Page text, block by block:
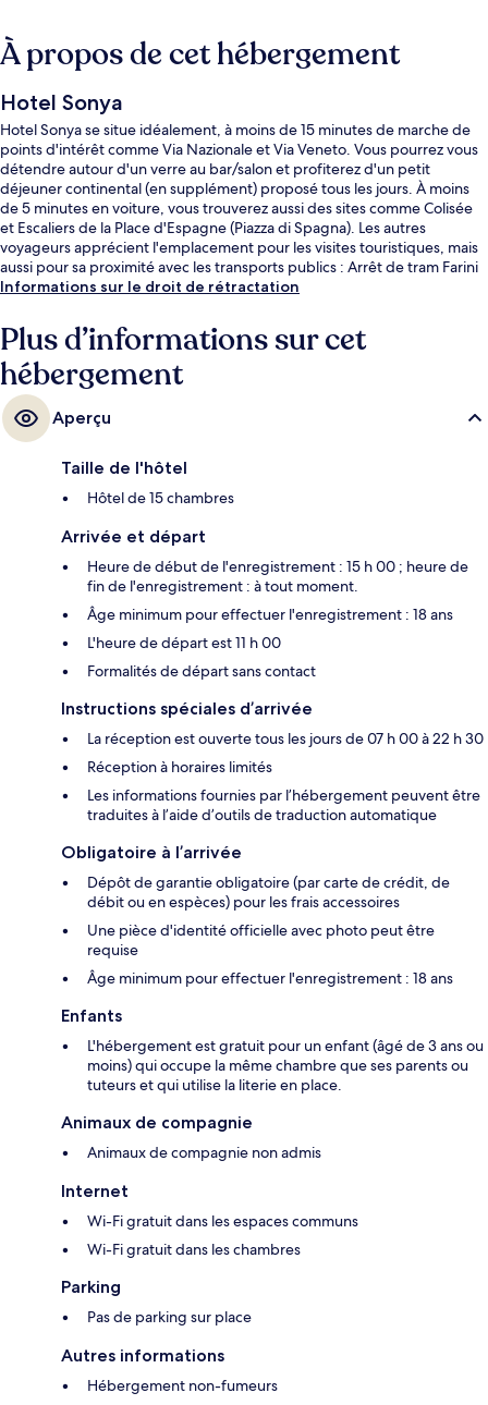
À propos de cet hébergement
Hotel Sonya
Hotel Sonya se situe idéalement, à moins de 15 minutes de marche de
points d'intérêt comme Via Nazionale et Via Veneto. Vous pourrez vous
détendre autour d'un verre au bar/salon et profiterez d'un petit
déjeuner continental (en supplément) proposé tous les jours. À moins
de 5 minutes en voiture, vous trouverez aussi des sites comme Colisée
et Escaliers de la Place d'Espagne (Piazza di Spagna). Les autres
voyageurs apprécient l'emplacement pour les visites touristiques, mais
aussi pour sa proximité avec les transports publics : Arrêt de tram Farini
est à 6 min à pied et Station de tramway Termini, à 6 min de marche.
Informations sur le droit de rétractation
Plus d’informations sur cet
hébergement
Aperçu
Taille de l'hôtel
Hôtel de 15 chambres
Arrivée et départ
Heure de début de l'enregistrement : 15 h 00 ; heure de
fin de l'enregistrement : à tout moment.
Âge minimum pour effectuer l'enregistrement : 18 ans
L'heure de départ est 11 h 00
Formalités de départ sans contact
Instructions spéciales d’arrivée
La réception est ouverte tous les jours de 07 h 00 à 22 h 30
Réception à horaires limités
Les informations fournies par l’hébergement peuvent être
traduites à l’aide d’outils de traduction automatique
Obligatoire à l’arrivée
Dépôt de garantie obligatoire (par carte de crédit, de
débit ou en espèces) pour les frais accessoires
Une pièce d'identité officielle avec photo peut être
requise
Âge minimum pour effectuer l'enregistrement : 18 ans
Enfants
L'hébergement est gratuit pour un enfant (âgé de 3 ans ou
moins) qui occupe la même chambre que ses parents ou
tuteurs et qui utilise la literie en place.
Animaux de compagnie
Animaux de compagnie non admis
Internet
Wi-Fi gratuit dans les espaces communs
Wi-Fi gratuit dans les chambres
Parking
Pas de parking sur place
Autres informations
Hébergement non-fumeurs